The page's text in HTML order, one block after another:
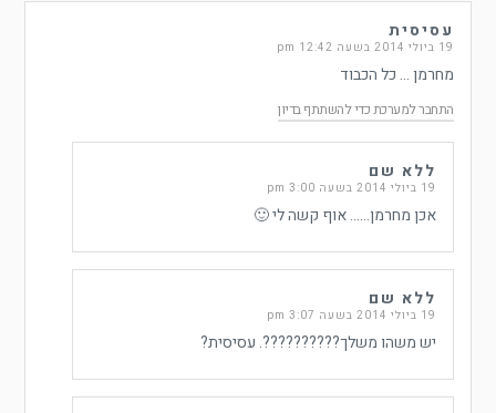
עסיסית
19 ביולי 2014 בשעה 12:42 pm
מחרמן … כל הכבוד
התחבר למערכת כדי להשתתף בדיון
ללא שם
19 ביולי 2014 בשעה 3:00 pm
אכן מחרמן…… אוף קשה לי 🙂
ללא שם
19 ביולי 2014 בשעה 3:07 pm
יש משהו משלך??????????. עסיסית?